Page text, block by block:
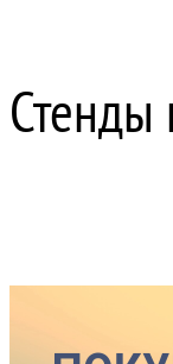
- при покупке
- при покупке